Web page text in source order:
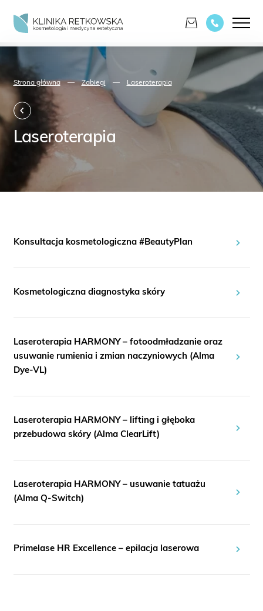
Strona główna — Zabiegi — Laseroterapia
Laseroterapia
Konsultacja kosmetologiczna #BeautyPlan
Kosmetologiczna diagnostyka skóry
Laseroterapia HARMONY – fotoodmładzanie oraz
usuwanie rumienia i zmian naczyniowych (Alma
Dye-VL)
Laseroterapia HARMONY – lifting i głęboka
przebudowa skóry (Alma ClearLift)
Laseroterapia HARMONY – usuwanie tatuażu
(Alma Q-Switch)
Primelase HR Excellence – epilacja laserowa